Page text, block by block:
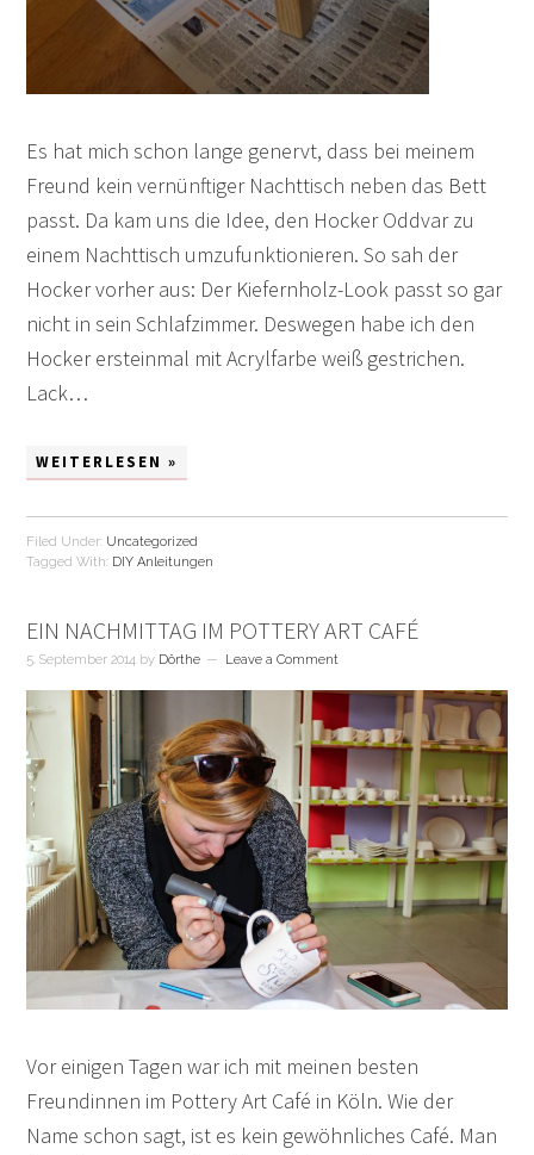
Es hat mich schon lange genervt, dass bei meinem
Freund kein vernünftiger Nachttisch neben das Bett
passt. Da kam uns die Idee, den Hocker Oddvar zu
einem Nachttisch umzufunktionieren. So sah der
Hocker vorher aus: Der Kiefernholz-Look passt so gar
nicht in sein Schlafzimmer. Deswegen habe ich den
Hocker ersteinmal mit Acrylfarbe weiß gestrichen.
Lack…
WEITERLESEN »
Filed Under: Uncategorized
Tagged With: DIY Anleitungen
EIN NACHMITTAG IM POTTERY ART CAFÉ
5. September 2014 by Dörthe Leave a Comment
Vor einigen Tagen war ich mit meinen besten
Freundinnen im Pottery Art Café in Köln. Wie der
Name schon sagt, ist es kein gewöhnliches Café. Man